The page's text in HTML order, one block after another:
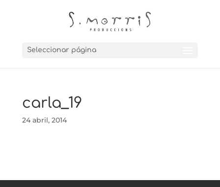
Seleccionar página
carla_19
24 abril, 2014